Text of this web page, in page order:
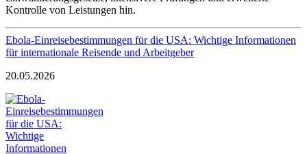
Kontrolle von Leistungen hin.
Ebola-Einreisebestimmungen für die USA: Wichtige Informationen
für internationale Reisende und Arbeitgeber
20.05.2026